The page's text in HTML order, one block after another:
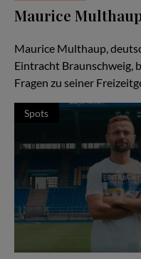
Maurice
Maurice Multhaup,
Eintracht Braunschweig,
Fragen zu seiner
Spots